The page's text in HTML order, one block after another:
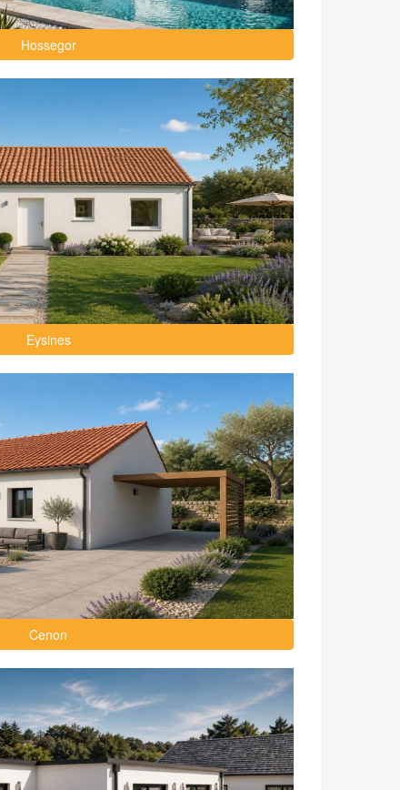
Hossegor
Eysines
Cenon